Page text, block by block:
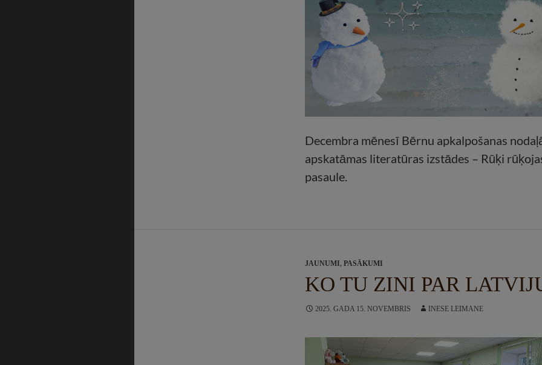
Decembra mēnesī Bērnu apkalpošanas
apskatāmas literatūras izstādes – Rūķi
pasaule.
JAUNUMI, PASĀKUMI
KO TU ZINI PAR
2025. GADA 15. NOVEMBRIS INESE LEIMANE